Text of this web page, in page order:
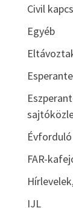
Civil
Egyéb
Esperante
Évforduló
FAR-
IJL